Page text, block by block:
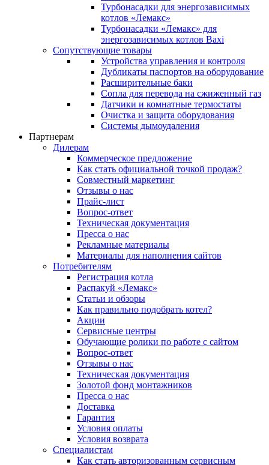
Турбонасадки для энергозависимых
котлов «Лемакс»
Турбонасадки «Лемакс» для
энергозависимых котлов Baxi
Сопутствующие товары
Устройства управления и контроля
Дубликаты паспортов на оборудование
Расширительные баки
Сопла для перевода на сжиженный газ
Датчики и комнатные термостаты
Очистка и защита оборудования
Системы дымоудаления
Партнерам
Дилерам
Коммерческое предложение
Как стать официальной точкой продаж?
Совместный маркетинг
Отзывы о нас
Прайс-лист
Вопрос-ответ
Техническая документация
Пресса о нас
Рекламные материалы
Материалы для наполнения сайтов
Потребителям
Регистрация котла
Распакуй «Лемакс»
Статьи и обзоры
Как правильно подобрать котел?
Акции
Сервисные центры
Обучающие ролики по работе с сайтом
Вопрос-ответ
Отзывы о нас
Техническая документация
Золотой фонд монтажников
Пресса о нас
Доставка
Гарантия
Условия оплаты
Условия возврата
Специалистам
Как стать авторизованным сервисным